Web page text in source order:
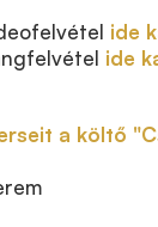
ide
ide
a költő